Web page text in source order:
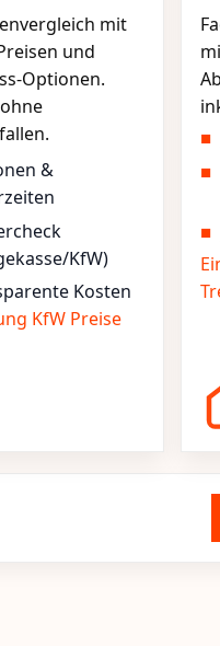
mit
und
Optionen.
&
KfW)
Kosten
KfW Preise